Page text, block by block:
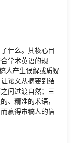
什么。其核心目
学术英语的规
人产生误解或质疑
论文从摘要到结
间过渡自然；三
、精准的术语，
赢得审稿人的信